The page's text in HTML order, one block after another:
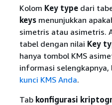
Kolom Key typedari
keysmenunjukkan
simetris atau asimetris.
tabel dengan nilai Key
hanya tombol KMS
informasi selengkapnya,
kunci KMS Anda.
Tab konfigurasi